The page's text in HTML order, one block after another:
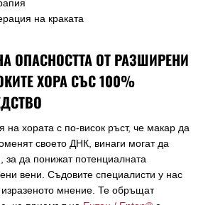
на краката
ОПАСНОСТТА ОТ РАЗШИРЕНИ
ХОРА СЪС 100%
хората с по-висок ръст, че макар да
своето ДНК, винаги могат да
за да понижат потенциалната
вени. Съдовите специалисти у нас
мнение. Те обръщат